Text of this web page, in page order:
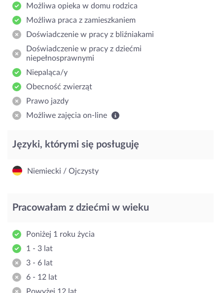
Możliwa opieka w domu rodzica
Możliwa praca z zamieszkaniem
Doświadczenie w pracy z bliźniakami
Doświadczenie w pracy z dziećmi
niepełnosprawnymi
Niepaląca/y
Obecność zwierząt
Prawo jazdy
Możliwe zajęcia on-line
Języki, którymi się posługuję
Niemiecki / Ojczysty
Pracowałam z dziećmi w wieku
Poniżej 1 roku życia
1 - 3 lat
3 - 6 lat
6 - 12 lat
Powyżej 12 lat